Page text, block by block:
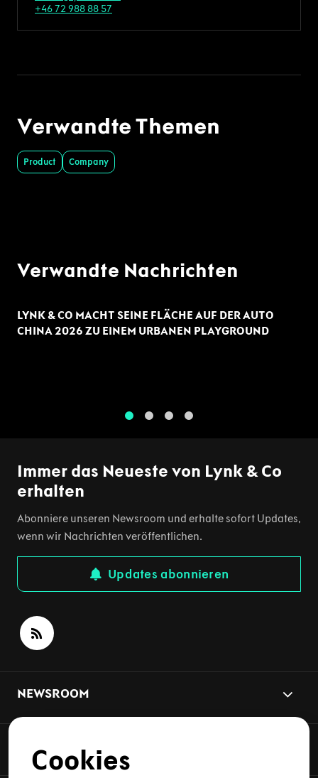
+46 72 988 88 57
Verwandte Themen
Product Company
Verwandte Nachrichten
LYNK & CO MACHT SEINE FLÄCHE AUF DER AUTO
CHINA 2026 ZU EINEM URBANEN PLAYGROUND
Immer das Neueste von Lynk & Co
erhalten
Abonniere unseren Newsroom und erhalte sofort Updates,
wenn wir Nachrichten veröffentlichen.
Updates abonnieren
NEWSROOM
Cookies